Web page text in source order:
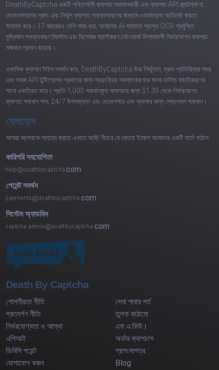
DeathByCaptcha একটি শক্তিশালী ক্যাপচা সমাধানকারী এবং ক্যাপচা API প্ল্যাটফর্ম যা
ডেভেলপারদের দ্রুত এবং নির্ভুল ক্যাপচা শনাক্তকরণের মাধ্যমে ওয়ার্কফ্লো অটোমেট করতে
সাহায্য করে। 17 বছরেরও বেশি সময় ধরে, আমাদের AI-সহায়তা প্রাপ্ত OCR প্রযুক্তি,
বুদ্ধিমান শনাক্তকরণ সিস্টেম এবং বিশেষজ্ঞ যাচাইকরণ নেটওয়ার্ক বিশ্বব্যাপী নির্ভরযোগ্য ক্যাপচা
সমাধান প্রদান করেছে।
একাধিক ক্যাপচা টাইপ সমর্থন করে, DeathByCaptcha উচ্চ নির্ভুলতা, দ্রুত প্রতিক্রিয়া সময়
এবং সহজ API ইন্টিগ্রেশন প্রদানের জন্য স্বয়ংক্রিয় শনাক্তকরণকে মানব-চালিত যাচাইকরণের
সাথে একত্রিত করে। প্রতি 1,000 সমাধানকৃত ক্যাপচার জন্য $1.39 থেকে নির্ভরযোগ্য
ক্যাপচা সমাধান পান, 24/7 উপলভ্যতা এবং ডেভেলপার এবং ব্যবসার জন্য স্কেলেবল সমাধান।
যোগাযোগ
আমরা আপনাকে সাহায্য করতে এখানে আছি! নীচের যে কোনো ইমেলে আমাদের একটি বার্তা পাঠান:
কারিগরি সহযোগিতা
com
পেমেন্ট সমর্থন
com
সিস্টেম অ্যাডমিন
com
Death By Captcha
গোপনীয়তা নীতি
সেবা পাবার শর্ত
প্রত্যর্পণ নীতি
তুলনা কাঠামো
নির্ভরযোগ্যতা ও আস্থা
এফ.এ.কিউ।
এপিআই
অর্ডার ক্যাপচাস
ডিবিসি পয়েন্ট
প্রশংসাপত্র
যোগাযোগ করুন
Blog